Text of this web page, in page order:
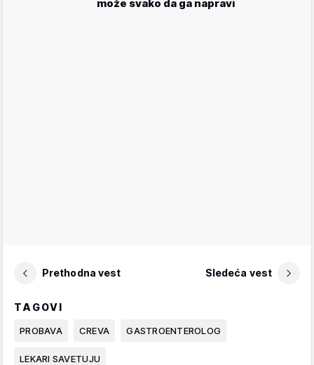
može svako da ga napravi
Prethodna vest Sledeća vest
TAGOVI
PROBAVA CREVA GASTROENTEROLOG
LEKARI SAVETUJU